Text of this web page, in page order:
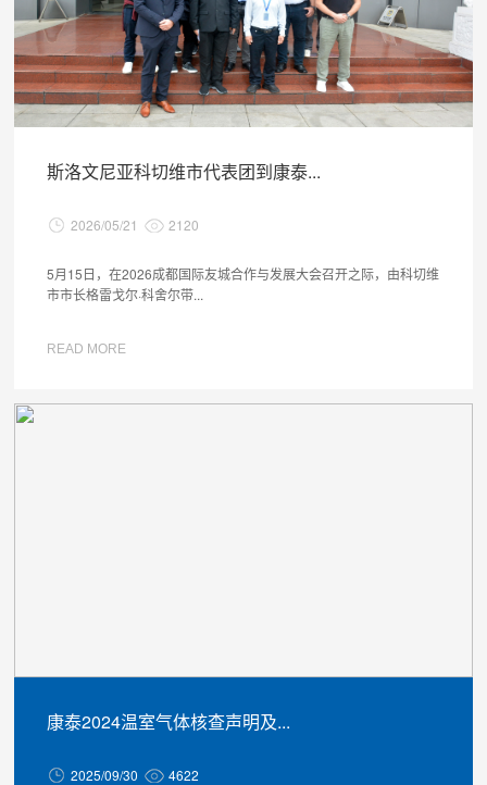
斯洛文尼亚科切维市代表团到康泰...
2026/05/21 2120
5月15日，在2026成都国际友城合作与发展大会召开之际，由科切维
市市长格雷戈尔·科舍尔带...
READ MORE
康泰2024温室气体核查声明及...
2025/09/30 4622